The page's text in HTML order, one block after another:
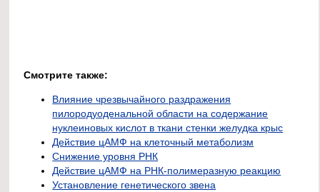
Смотрите также:
Влияние чрезвычайного раздражения
пилородуоденальной области на содержание
нуклеиновых кислот в ткани стенки желудка крыс
Действие цАМФ на клеточный метаболизм
Снижение уровня РНК
Действие цАМФ на РНК-полимеразную реакцию
Установление генетического звена